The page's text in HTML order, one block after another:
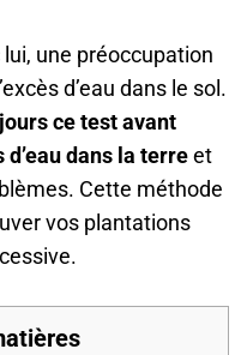
une préoccupation
d’eau dans le sol.
ce test avant
d’eau dans la terreet
Cette méthode
vos plantations